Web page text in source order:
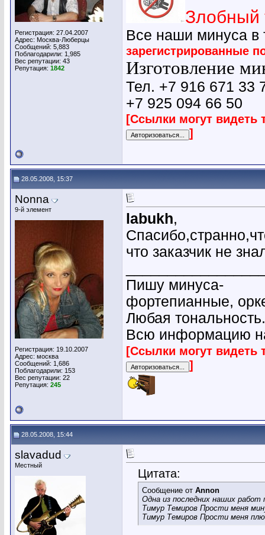
Регистрация: 27.04.2007
Адрес: Москва-Люберцы
Сообщений: 5,883
Поблагодарили: 1,985
Вес репутации: 43
Репутация: 1842
Злобный
Все наши минуса
зарегистрированные
Изготовление
Тел. +7 916 671 33
+7 925 094 66 50
[Ссылки могут видеть
]
28.05.2008, 15:37
Nonna
9-й элемент
Регистрация: 19.10.2007
Адрес: москва
Сообщений: 1,686
Поблагодарили: 153
Вес репутации: 22
Репутация: 245
labukh,
что заказчик не
Пишу минуса-
фортепианные,
Любая тональность.
Всю информацию
[Ссылки могут видеть
]
28.05.2008, 15:44
slavadud
Местный
Цитата:
Сообщение от Annon
Одна из последних наших работ
Тимур Темиров Прости меня
Тимур Темиров Прости меня